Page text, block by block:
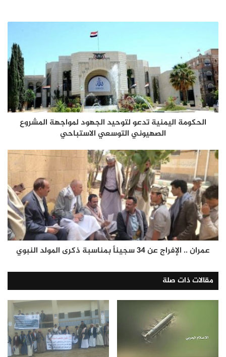
الحكومة اليمنية تدعو لتوحيد الجهود لمواجهة المشروع
الصهيوني التوسعي الاستباحي
عمران .. الإفراج عن 34 سجيناً بمناسبة ذكرى المولد النبوي
مقالات ذات صلة